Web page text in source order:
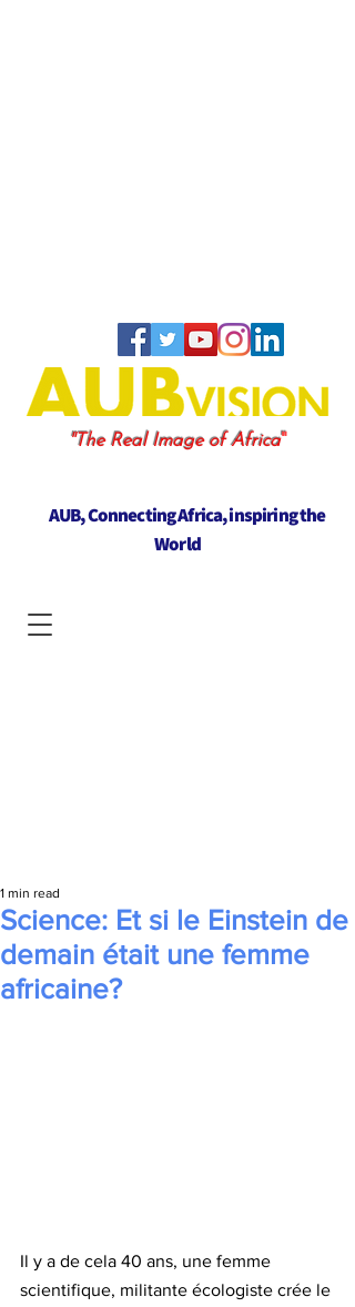
"The Real Image of Africa"
AUB, Connecting Africa, inspiring the
World
Science: Et si le Einstein de
demain était une femme
africaine?
1 min read
Il y a de cela 40 ans, une femme
scientifique, militante écologiste crée le